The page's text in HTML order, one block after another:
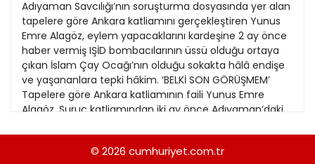
Turizm Eki
Yerel Yönetimler
1983
1982
1981
1980
27
28
29
30
31
19
20
21
22
Adıyaman Savcılığı’nın soruşturma dosyasında yer alan
tapelere göre Ankara katliamını gerçekleştiren Yunus
Emre Alagöz, eylem yapacaklarını kardeşine 2 ay önce
haber vermiş IŞİD bombacılarının üssü olduğu ortaya
çıkan İslam Çay Ocağı’nın olduğu sokakta hâlâ endişe
ve yaşananlara tepki hâkim. ‘BELKİ SON GÖRÜŞMEM’
Tapelere göre Ankara katliamının faili Yunus Emre
Alagöz, Suruç katliamından iki ay önce Adıyaman’daki
olmanın’ güzelliğinden bahsetti ve “Belki seninle son
görüşmem” diye konuştu. İŞTE O KONUŞMA ‘Belki bir
© 2026 cumhuriyet.com.tr